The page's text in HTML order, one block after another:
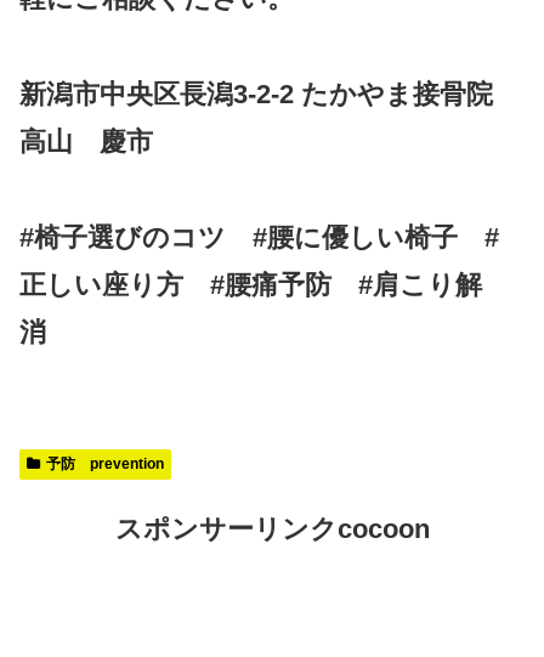
新潟市中央区長潟3-2-2 たかやま接骨院
高山 慶市
#椅子選びのコツ #腰に優しい椅子 #
正しい座り方 #腰痛予防 #肩こり解
消
予防 prevention
スポンサーリンクcocoon